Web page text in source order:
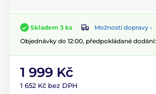
Skladem 3 ks
Možnosti dopravy ›
Objednávky do 12:00, předpokládané dodání:
1 999 Kč
1 652 Kč bez DPH